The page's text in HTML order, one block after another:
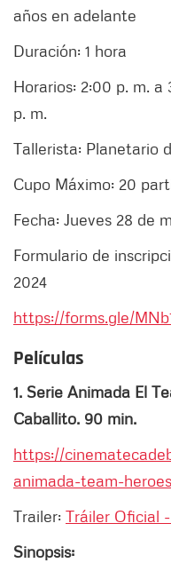
años en adelante
Duración: 1 hora
Horarios: 2:00 p. m.
p. m.
Tallerista: Planetario
Cupo Máximo: 20
Fecha: Jueves 28 de
Formulario de
2024
https://forms.gle/
Películas
1. Serie Animada El
Caballito. 90 min.
https://
animada-team-
Trailer: Tráiler Oficial -
Sinopsis: